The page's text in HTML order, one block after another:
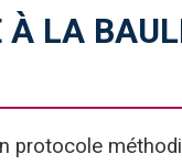
À LA
protocole